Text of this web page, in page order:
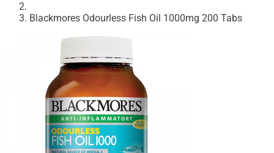
Blackmores Odourless Fish Oil 1000mg 200 Tabs